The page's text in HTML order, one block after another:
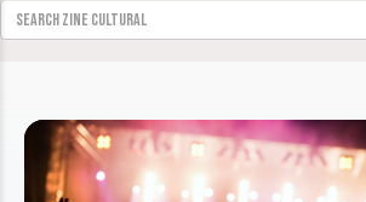
Search for: